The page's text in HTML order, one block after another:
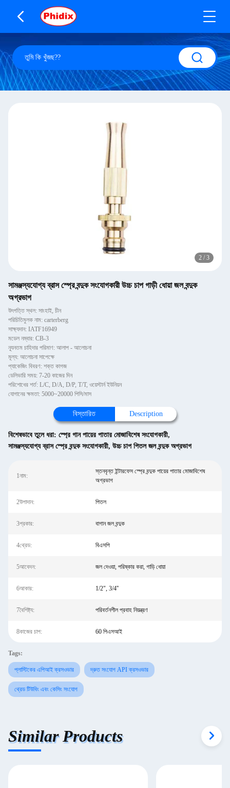
2 / 3
সামঞ্জস্যযোগ্য ব্রাস স্প্রে বন্দুক সংযোগকারী উচ্চ চাপ গাড়ী ধোয়া জল বন্দুক
অগ্রভাগ
উৎপত্তি স্থল: সাংহাই, চীন
পরিচিতিমুলক নাম: carterberg
সাক্ষ্যদান: IATF16949
মডেল নম্বার: CB-3
ন্যূনতম চাহিদার পরিমাণ: আলাপ - আলোচনা
মূল্য: আলোচনা সাপেক্ষে
প্যাকেজিং বিবরণ: শক্ত কাগজ
ডেলিভারি সময়: 7-20 কাজের দিন
পরিশোধের শর্ত: L/C, D/A, D/P, T/T, ওয়েস্টার্ন ইউনিয়ন
যোগানের ক্ষমতা: 5000~20000 পিসি/মাস
বিস্তারিত Description
বিশেষভাবে তুলে ধরা: স্প্রে গান পায়ের পাতার মোজাবিশেষ সংযোগকারী,
সামঞ্জস্যযোগ্য ব্রাস স্প্রে বন্দুক সংযোগকারী, উচ্চ চাপ পিতল জল বন্দুক অগ্রভাগ
1নাম:
স্তনবৃন্ত ইন্টারফেস স্প্রে বন্দুক পায়ের পাতার মোজাবিশেষ
অগ্রভাগ
2উপাদান: পিতল
3প্রকার: বাগান জল বন্দুক
4থ্রেড: বিএসপি
5আবেদন: জল দেওয়া, পরিষ্কার করা, গাড়ি ধোয়া
6আকার: 1/2", 3/4''
7বৈশিষ্ট্য: পরিবর্তনশীল প্রবাহ নিয়ন্ত্রণ
8কাজের চাপ: 60 পিএসআই
Tags:
প্লাস্টিকের এপিআই ক্রসওভার দ্রুত সংযোগ API ক্রসওভার
থ্রেড টিউবিং এবং কেসিং সংযোগ
Similar Products